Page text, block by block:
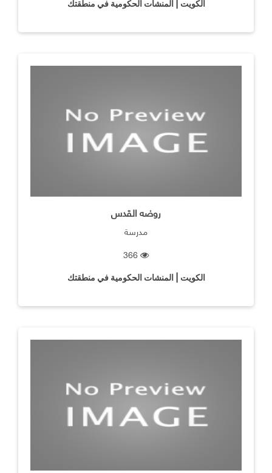
الكويت | المنشات الحكومية في منطقتك
روضه القدس
مدرسة
الكويت | المنشات الحكومية في منطقتك